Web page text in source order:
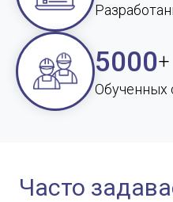
5000+
Обученных
Часто